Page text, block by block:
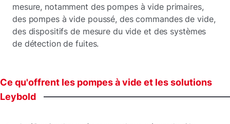
mesure, notamment des pompes à vide primaires,
des pompes à vide poussé, des commandes de vide,
des dispositifs de mesure du vide et des systèmes
de détection de fuites.
Ce qu'offrent les pompesàvide et lessolutions
Leybold